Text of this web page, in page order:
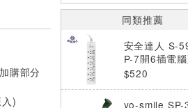
購部分
)
嘉南地區
高雄中華店
高雄鳳山店
少
*庫存數量：網路訂購(0)、少量
(1~2)、現貨充足(3以上)。
同類推薦
安全達人 S-
P-7開6插電
線1.8M (6尺)
$520
yo-smile SP-